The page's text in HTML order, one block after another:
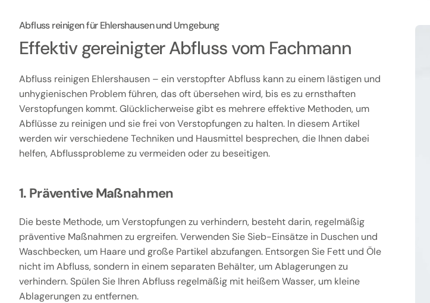
Abfluss reinigen für Ehlershausen und Umgebung
Effektiv gereinigter Abfluss vom Fachmann
Abfluss reinigen Ehlershausen – ein verstopfter Abfluss kann zu einem lästigen und
unhygienischen Problem führen, das oft übersehen wird, bis es zu ernsthaften
Verstopfungen kommt. Glücklicherweise gibt es mehrere effektive Methoden, um
Abflüsse zu reinigen und sie frei von Verstopfungen zu halten. In diesem Artikel
werden wir verschiedene Techniken und Hausmittel besprechen, die Ihnen dabei
helfen, Abflussprobleme zu vermeiden oder zu beseitigen.
1. Präventive Maßnahmen
Die beste Methode, um Verstopfungen zu verhindern, besteht darin, regelmäßig
präventive Maßnahmen zu ergreifen. Verwenden Sie Sieb-Einsätze in Duschen und
Waschbecken, um Haare und große Partikel abzufangen. Entsorgen Sie Fett und Öle
nicht im Abfluss, sondern in einem separaten Behälter, um Ablagerungen zu
verhindern. Spülen Sie Ihren Abfluss regelmäßig mit heißem Wasser, um kleine
Ablagerungen zu entfernen.